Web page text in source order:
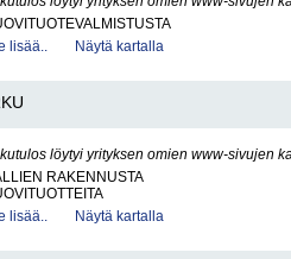
lisää..
Näytä kartalla
löytyi yrityksen omien www-sivujen
RAKENNUSTA
lisää..
Näytä kartalla